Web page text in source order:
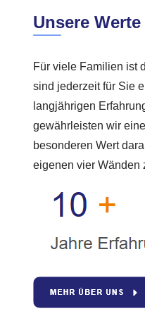
Unsere Werte
Für viele Familien ist
sind jederzeit für Sie
langjährigen
gewährleisten wir
besonderen Wert
eigenen vier Wänden